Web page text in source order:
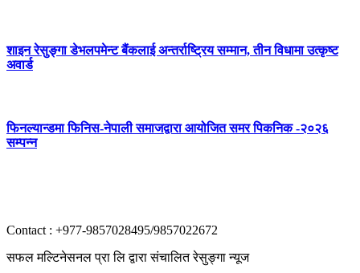
शाइन रेसुङ्गा डेभलपमेन्ट बैंकलाई अन्तर्राष्ट्रिय सम्मान, तीन विधामा उत्कृष्ट
अवार्ड
फिनल्यान्डमा फिनिस-नेपाली समाजद्वारा आयोजित समर पिकनिक -२०२६
सम्पन्न
Contact : +977-9857028495/9857022672
सफल मल्टिनेसनल प्रा लि द्वारा संचालित रेसुङ्गा न्यूज